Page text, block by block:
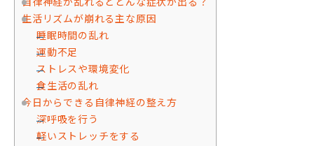
生活リズムが崩れる主な原因
睡眠時間の乱れ
運動不足
ストレスや環境変化
食生活の乱れ
今日からできる自律神経の整え方
深呼吸を行う
軽いストレッチをする